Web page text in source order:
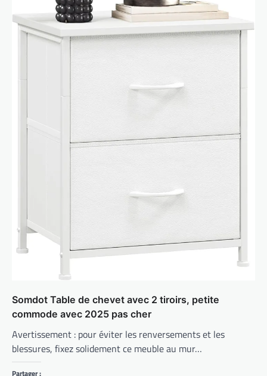
Somdot Table de chevet avec 2 tiroirs, petite
commode avec 2025 pas cher
Avertissement : pour éviter les renversements et les
blessures, fixez solidement ce meuble au mur…
Partager :